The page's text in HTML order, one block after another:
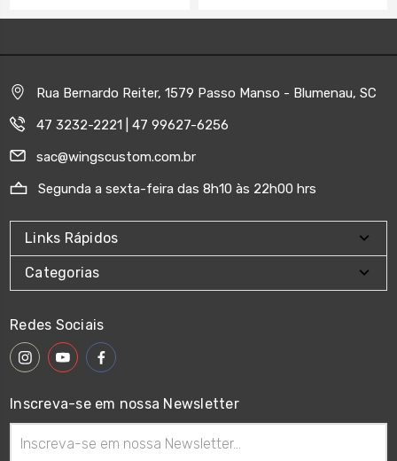
Rua Bernardo Reiter, 1579 Passo Manso - Blumenau, SC
47 3232-2221 | 47 99627-6256
sac@wingscustom.com.br
Segunda a sexta-feira das 8h10 às 22h00 hrs
Links Rápidos
Categorias
Redes Sociais
Inscreva-se em nossa Newsletter
de